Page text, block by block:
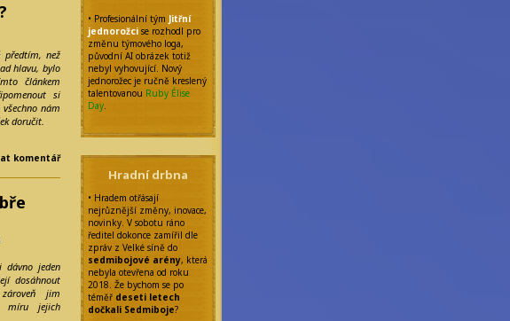
předtím, než
hlavu, bylo
článkem
si
nám
doručit.
komentář
dávno jeden
dosáhnout
jim
míru jejich
• Profesionální tým Jitřní
jednorožci se rozhodl pro
změnu týmového loga,
původní AI obrázek totiž
nebyl vyhovující. Nový
jednorožec je ručně kreslený
talentovanou Ruby Élise
Day.
Hradní drbna
• Hradem otřásají
nejrůznější změny, inovace,
novinky. V sobotu ráno
ředitel dokonce zamířil dle
zpráv z Velké síně do
sedmibojové arény, která
nebyla otevřena od roku
2018. Že bychom se po
téměř deseti letech
dočkali Sedmiboje?